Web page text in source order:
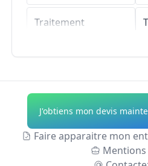
Traitement
Traitement
d'Humidité des
Murs Guénange
Traitement
d'Humidité des
J'obtiens mon devis
Faire apparaitre mon
Mentions